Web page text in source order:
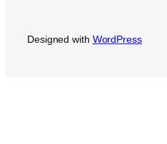
Designed with WordPress